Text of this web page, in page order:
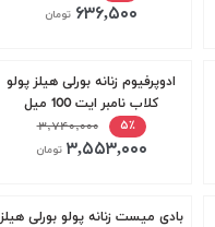
۶۳۶,۵۰۰ تومان
ادوپرفیوم زنانه بورلی هیلز پولو
کلاب نامبر ایت 100 میل
۵٪
۳,۷۴۰,۰۰۰
۳,۵۵۳,۰۰۰ تومان
بادی میست زنانه پولو بورلی هیلز